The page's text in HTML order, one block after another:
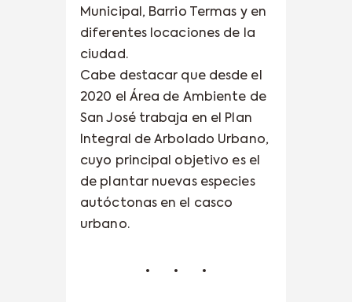
Municipal, Barrio Termas y en
diferentes locaciones de la
ciudad.
Cabe destacar que desde el
2020 el Área de Ambiente de
San José trabaja en el Plan
Integral de Arbolado Urbano,
cuyo principal objetivo es el
de plantar nuevas especies
autóctonas en el casco
urbano.